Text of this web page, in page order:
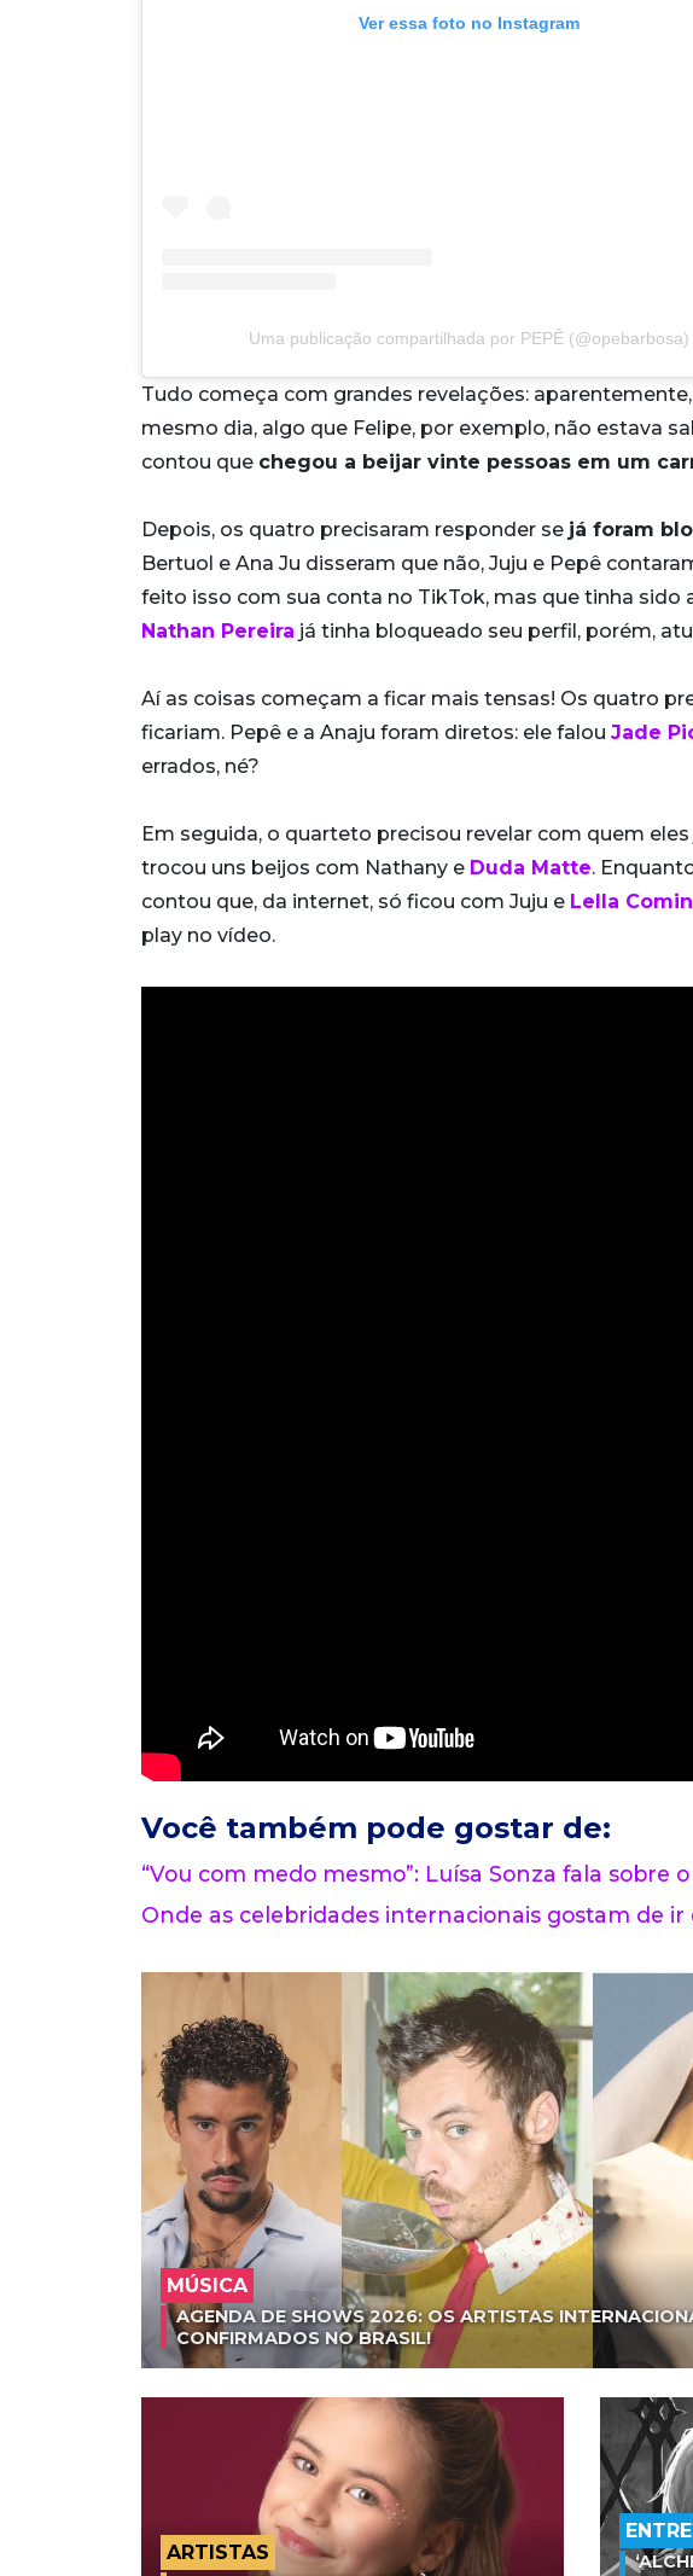
Ver essa foto no Instagram
Uma publicação compartilhada por PEPÊ (@opebarbosa)
Tudo começa com grandes revelações:
mesmo dia, algo que Felipe, por exemplo, não estava
contou que chegou a beijar vinte pessoas em um
Depois, os quatro precisaram responder se já foram
Bertuol e Ana Ju disseram que não, Juju e Pepê
feito isso com sua conta no TikTok, mas que tinha sido
Nathan Pereira já tinha bloqueado seu perfil, porém,
Aí as coisas começam a ficar mais tensas! Os quatro
ficariam. Pepê e a Anaju foram diretos: ele falou Jade
errados, né?
Em seguida, o quarteto precisou revelar com quem
trocou uns beijos com Nathany e Duda Matte.
contou que, da internet, só ficou com Juju e Lella
play no vídeo.
Você também pode gostar de:
“Vou com medo mesmo”: Luísa Sonza fala sobre
Onde as celebridades internacionais gostam de ir
MÚSICA
AGENDA DE SHOWS 2026: OS ARTISTAS
CONFIRMADOS NO BRASIL!
ARTISTAS